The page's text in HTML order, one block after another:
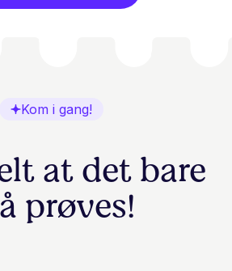
Kom i gang!
at det bare
prøves!